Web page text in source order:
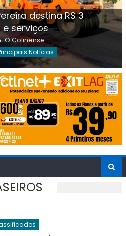
destina R$ 3
serviços
Author
O Colinense
Notícias